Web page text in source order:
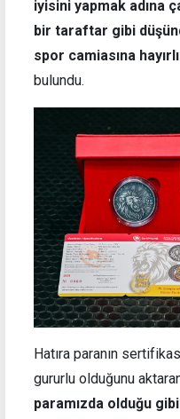
iyisini yapmak adına
bir taraftar gibi
spor camiasına
bulundu.
Hatıra paranın
gururlu olduğunu
paramızda olduğu